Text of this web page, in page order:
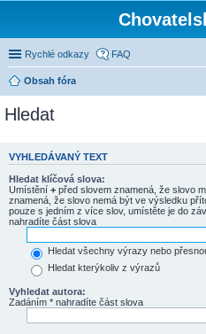
Rychlé odkazy FAQ
Obsah fóra
Hledat
VYHLEDÁVANÝ TEXT
Hledat klíčová slova:
Umístění + před slovem znamená, že slovo
znamená, že slovo nemá být ve výsledku
pouze s jedním z více slov, umístěte je do
nahradíte část slova
Hledat všechny výrazy nebo
Hledat kterýkoliv z výrazů
Vyhledat autora:
Zadáním * nahradíte část slova